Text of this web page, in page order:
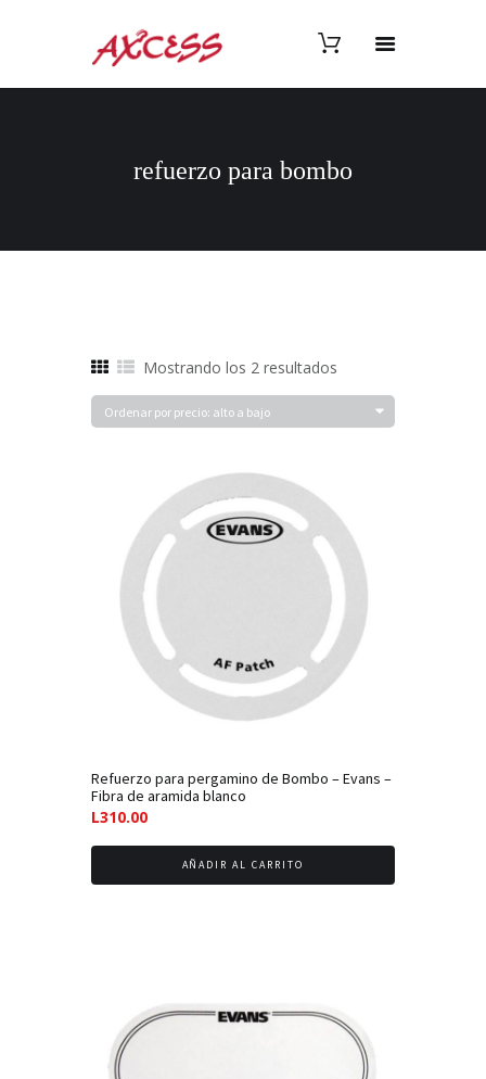
refuerzo para bombo
Mostrando los 2 resultadosOrdenado
por
precio:
Refuerzo para pergamino de Bombo – Evans –
Fibra de aramida blanco
L310.00
AÑADIR AL CARRITO